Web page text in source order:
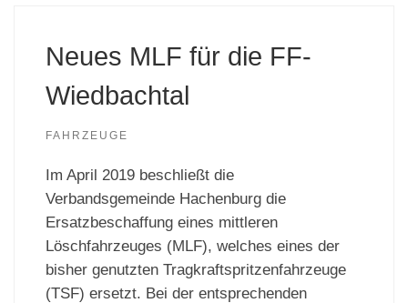
Neues MLF für die FF-
Wiedbachtal
FAHRZEUGE
Im April 2019 beschließt die
Verbandsgemeinde Hachenburg die
Ersatzbeschaffung eines mittleren
Löschfahrzeuges (MLF), welches eines der
bisher genutzten Tragkraftspritzenfahrzeuge
(TSF) ersetzt. Bei der entsprechenden